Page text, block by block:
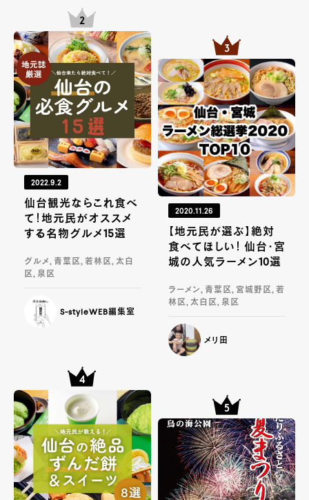
2022.9.2
仙台観光ならこれ食べ
て！地元民がオススメ
する名物グルメ15選
グルメ, 青葉区, 若林区, 太白
区, 泉区
S-styleWEB編集室
2020.11.26
【地元民が選ぶ】絶対
食べてほしい！ 仙台・宮
城の人気ラーメン10選
ラーメン, 青葉区, 宮城野区, 若
林区, 太白区, 泉区
メリ田